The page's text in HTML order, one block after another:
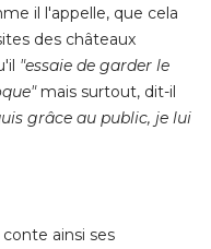
grâce au public, je lui
conte ainsi ses
revendu pour
fond des monts du